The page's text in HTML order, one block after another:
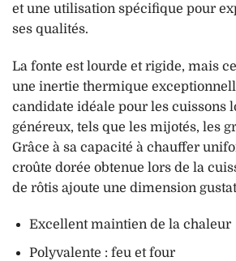
et une utilisation spécifique pour
ses qualités.
La fonte est lourde et rigide, mais
une inertie thermique
candidate idéale pour les cuissons
généreux, tels que les mijotés, les
Grâce à sa capacité à chauffer
croûte dorée obtenue lors de la
de rôtis ajoute une dimension
Excellent maintien de la chaleur
Polyvalente : feu et four